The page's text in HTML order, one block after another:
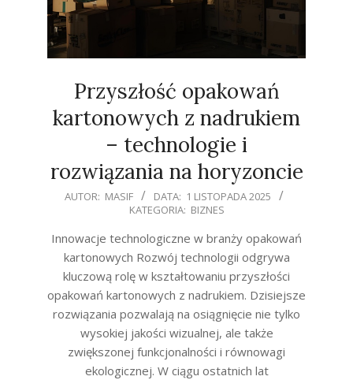
Przyszłość opakowań
kartonowych z nadrukiem
– technologie i
rozwiązania na horyzoncie
2025-
01
AUTOR: MASIF DATA: 1 LISTOPADA 2025
KATEGORIA: BIZNES
Innowacje technologiczne w branży opakowań
kartonowych Rozwój technologii odgrywa
kluczową rolę w kształtowaniu przyszłości
opakowań kartonowych z nadrukiem. Dzisiejsze
rozwiązania pozwalają na osiągnięcie nie tylko
wysokiej jakości wizualnej, ale także
zwiększonej funkcjonalności i równowagi
ekologicznej. W ciągu ostatnich lat